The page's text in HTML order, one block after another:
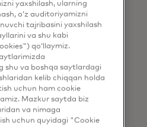
yaxshilash, ularning
o‘z auditoriyamizni
tajribasini yaxshilash
va shu kabi
qo‘llaymiz.
shu va boshqa saytlardagi
kelib chiqqan holda
uchun ham cookie
Mazkur saytda biz
va nimaga
uchun quyidagi "Cookie